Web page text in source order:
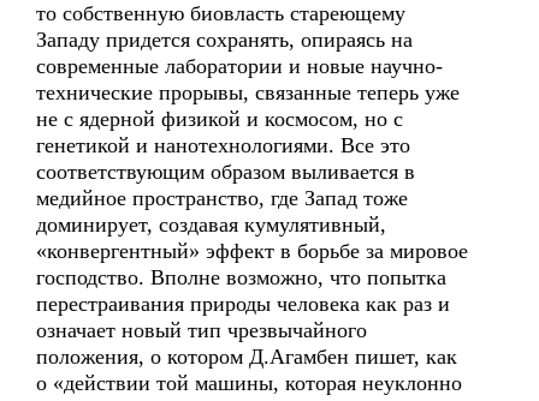
то собственную биовласть стареющему
Западу придется сохранять, опираясь на
современные лаборатории и новые научно-
технические прорывы, связанные теперь уже
не с ядерной физикой и космосом, но с
генетикой и нанотехнологиями. Все это
соответствующим образом выливается в
медийное пространство, где Запад тоже
доминирует, создавая кумулятивный,
«конвергентный» эффект в борьбе за мировое
господство. Вполне возможно, что попытка
перестраивания природы человека как раз и
означает новый тип чрезвычайного
положения, о котором Д.Агамбен пишет, как
о «действии той машины, которая неуклонно